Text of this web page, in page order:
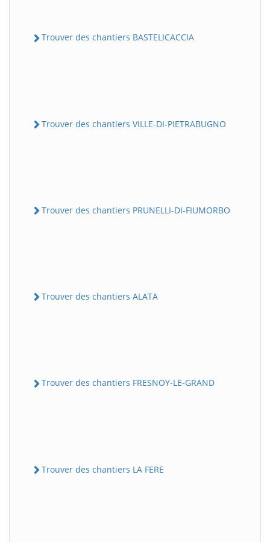
Trouver des chantiers BASTELICACCIA
Trouver des chantiers VILLE-DI-PIETRABUGNO
Trouver des chantiers PRUNELLI-DI-FIUMORBO
Trouver des chantiers ALATA
Trouver des chantiers FRESNOY-LE-GRAND
Trouver des chantiers LA FERE